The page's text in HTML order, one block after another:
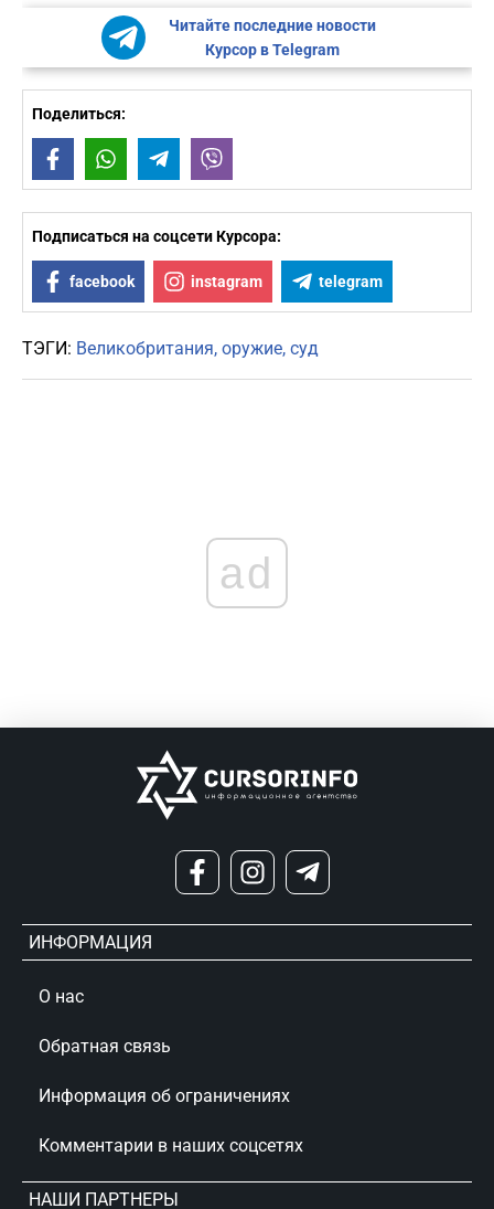
Читайте последние новости
Курсор в Telegram
Поделиться:
FacebookWhatsAppTelegram
Подписаться на соцсети Курсора:
facebook instagram telegram
ТЭГИ: Великобритания оружие суд
ad
ИНФОРМАЦИЯ
О нас
Обратная связь
Информация об ограничениях
Комментарии в наших соцсетях
НАШИ ПАРТНЕРЫ